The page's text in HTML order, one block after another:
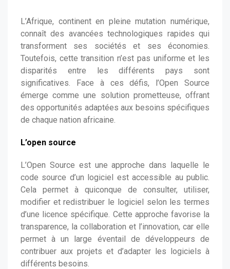
L’Afrique, continent en pleine mutation numérique,
connaît des avancées technologiques rapides qui
transforment ses sociétés et ses économies.
Toutefois, cette transition n’est pas uniforme et les
disparités entre les différents pays sont
significatives. Face à ces défis, l’Open Source
émerge comme une solution prometteuse, offrant
des opportunités adaptées aux besoins spécifiques
de chaque nation africaine.
L’open source
L’Open Source est une approche dans laquelle le
code source d’un logiciel est accessible au public.
Cela permet à quiconque de consulter, utiliser,
modifier et redistribuer le logiciel selon les termes
d’une licence spécifique. Cette approche favorise la
transparence, la collaboration et l’innovation, car elle
permet à un large éventail de développeurs de
contribuer aux projets et d’adapter les logiciels à
différents besoins.